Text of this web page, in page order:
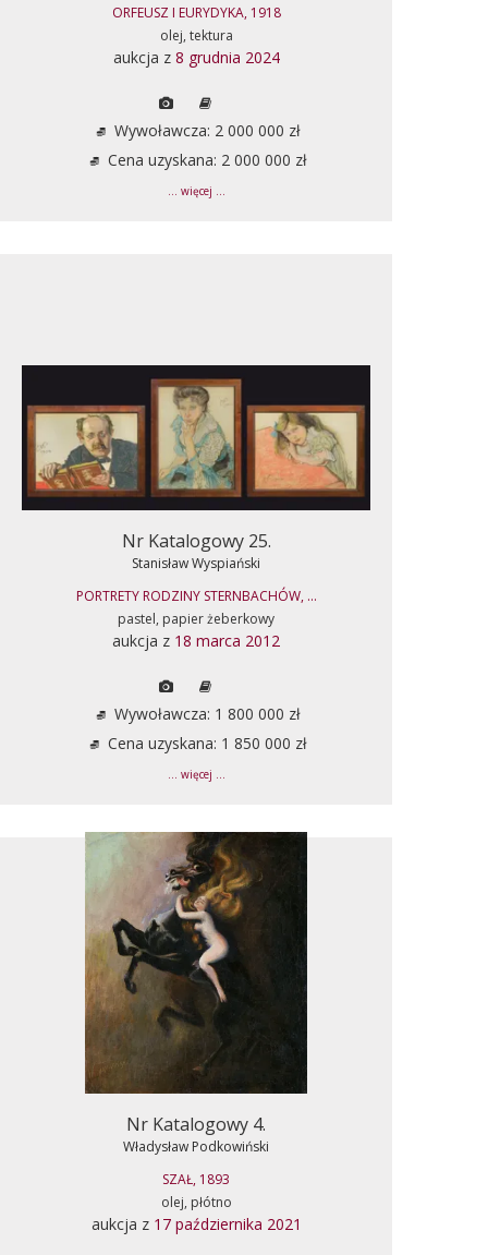
ORFEUSZ I EURYDYKA, 1918
olej, tektura
aukcja z 8 grudnia 2024
Wywoławcza: 2 000 000 zł
Cena uzyskana: 2 000 000 zł
... więcej ...
Nr Katalogowy 25.
Stanisław Wyspiański
PORTRETY RODZINY STERNBACHÓW, ...
pastel, papier żeberkowy
aukcja z 18 marca 2012
Wywoławcza: 1 800 000 zł
Cena uzyskana: 1 850 000 zł
... więcej ...
Nr Katalogowy 4.
Władysław Podkowiński
SZAŁ, 1893
olej, płótno
aukcja z 17 października 2021